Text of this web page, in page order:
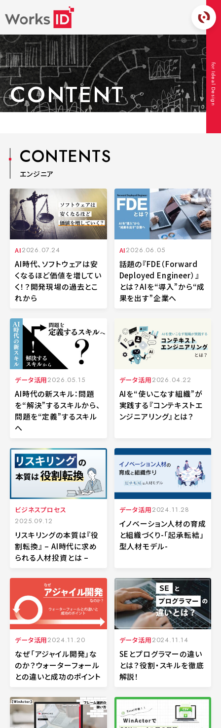
for Ideal Design
CONTENT
CONTENTS
エンジニア
AI2026.07.24
AI時代、ソフトウェアは安
くなるほど価値を増してい
く！？開発現場の過去とこ
れから
AI2026.06.05
話題の『FDE（Forward
Deployed Engineer）』
とは？AIを“導入”から“成
果を出す”企業へ
データ活用2026.05.15
AI時代の新スキル：問題
を“解決”するスキルから、
問題を“定義”するスキル
へ
データ活用2026.04.22
AIを“使いこなす組織”が
実践する『コンテキストエ
ンジニアリング』とは？
ビジネスプロセス
2025.09.12
リスキリングの本質は『役
割転換』 – AI時代に求め
られる人材投資とは –
データ活用2024.11.28
イノベーション人材の育成
と組織づくり-「起承転結」
型人材モデル-
データ活用2024.11.20
なぜ「アジャイル開発」な
のか？ウォーターフォール
との違いと成功のポイント
データ活用2024.11.14
SEとプログラマーの違い
とは？役割・スキルを徹底
解説！